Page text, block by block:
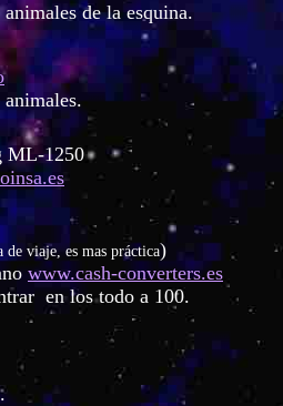
de la esquina.
ML-1250
de viaje, es mas práctica)
www.cash-converters.es
en los todo a 100.